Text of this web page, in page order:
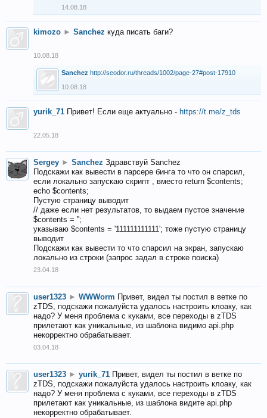
14.08.18
kimozo ► Sanchez куда писать баги?
10.08.18
Sanchez http://seodor.ru/threads/1002/page-27#post-17910
10.08.18
yurik_71 Привет! Если еще актуально - https://t.me/z_tds
22.05.18
Sergey ► Sanchez Здравствуй Sanchez
Подскажи как вывести в парсере бинга то что он спарсил,
если локально запускаю скрипт , вместо return $contents;
echo $contents;
Пустую страницу выводит
// даже если нет результатов, то выдаем пустое значение
$contents = '';
указываю $contents = '111111111111'; тоже пустую страницу
выводит
Подскажи как вывести то что спарсил на экран, запускаю
локально из строки (запрос задал в строке поиска)
23.04.18
user1323 ► WWWorm Привет, видел ты постил в ветке по
zTDS, подскажи пожалуйста удалось настроить клоаку, как
надо? У меня проблема с куками, все переходы в zTDS
прилетают как уникальные, из шаблона видимо api.php
некорректно обрабатывает.
03.04.18
user1323 ► yurik_71 Привет, видел ты постил в ветке по
zTDS, подскажи пожалуйста удалось настроить клоаку, как
надо? У меня проблема с куками, все переходы в zTDS
прилетают как уникальные, из шаблона видите api.php
некорректно обрабатывает.